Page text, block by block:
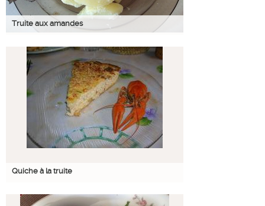
Truite aux amandes
Quiche à la truite